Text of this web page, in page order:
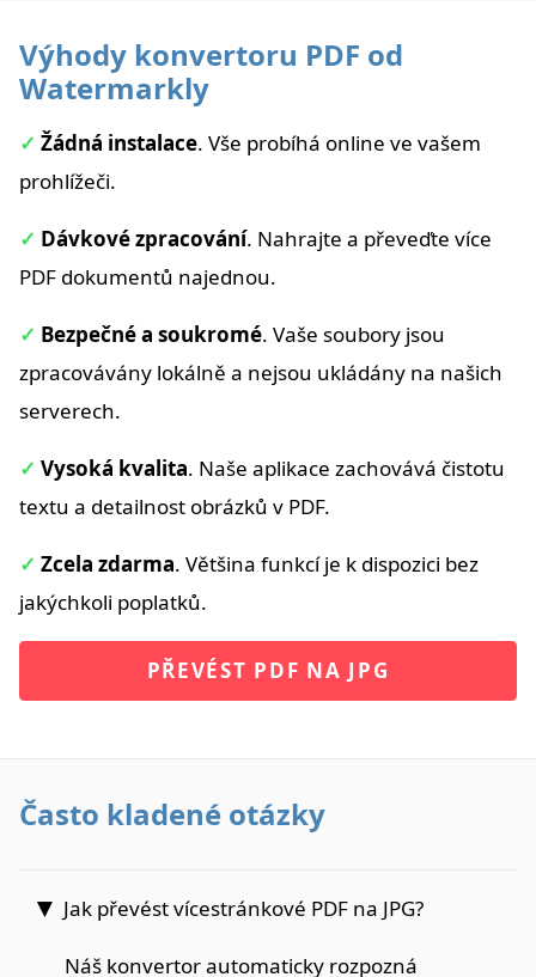
Výhody konvertoru PDF od
Watermarkly
✓ Žádná instalace. Vše probíhá online ve vašem
prohlížeči.
✓ Dávkové zpracování. Nahrajte a převeďte více
PDF dokumentů najednou.
✓ Bezpečné a soukromé. Vaše soubory jsou
zpracovávány lokálně a nejsou ukládány na našich
serverech.
✓ Vysoká kvalita. Naše aplikace zachovává čistotu
textu a detailnost obrázků v PDF.
✓ Zcela zdarma. Většina funkcí je k dispozici bez
jakýchkoli poplatků.
PŘEVÉST PDF NA JPG
Často kladené otázky
Jak převést vícestránkové PDF na JPG?
Náš konvertor automaticky rozpozná